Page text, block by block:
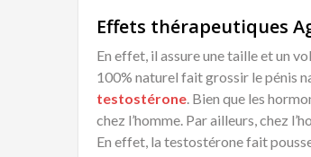
Effets thérapeutiques
En effet, il assure une taille et un
100% naturel fait grossir le pénis
testostérone. Bien que les
chez l’homme. Par ailleurs, chez
En effet, la testostérone fait